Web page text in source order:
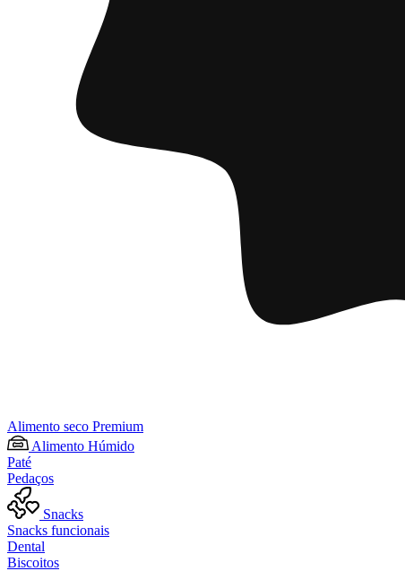
Alimento seco Premium
Alimento Húmido
Paté
Pedaços
Snacks
Snacks funcionais
Dental
Biscoitos